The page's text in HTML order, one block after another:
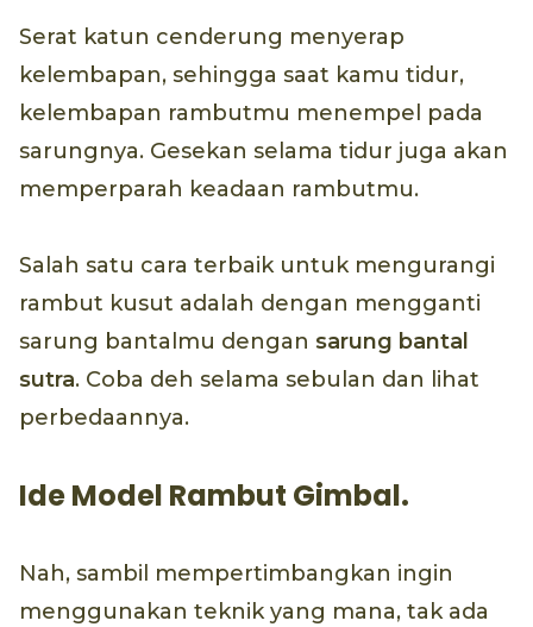
Serat katun cenderung menyerap
kelembapan, sehingga saat kamu tidur,
kelembapan rambutmu menempel pada
sarungnya. Gesekan selama tidur juga akan
memperparah keadaan rambutmu.
Salah satu cara terbaik untuk mengurangi
rambut kusut adalah dengan mengganti
sarung bantalmu dengan sarung bantal
sutra. Coba deh selama sebulan dan lihat
perbedaannya.
Ide Model Rambut Gimbal.
Nah, sambil mempertimbangkan ingin
menggunakan teknik yang mana, tak ada